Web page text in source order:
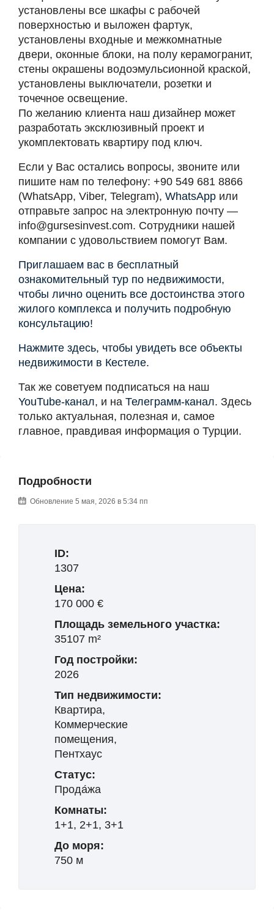
установлены все шкафы с рабочей
поверхностью и выложен фартук,
установлены входные и межкомнатные
двери, оконные блоки, на полу керамогранит,
стены окрашены водоэмульсионной краской,
установлены выключатели, розетки и
точечное освещение.
По желанию клиента наш дизайнер может
разработать эксклюзивный проект и
укомплектовать квартиру под ключ.
Если у Вас остались вопросы, звоните или
пишите нам по телефону: +90 549 681 8866
(WhatsApp, Viber, Telegram), WhatsApp или
отправьте запрос на электронную почту —
info@gursesinvest.com. Сотрудники нашей
компании с удовольствием помогут Вам.
Приглашаем вас в бесплатный
ознакомительный тур по недвижимости,
чтобы лично оценить все достоинства этого
жилого комплекса и получить подробную
консультацию!
Нажмите здесь, чтобы увидеть все объекты
недвижимости в Кестеле.
Так же советуем подписаться на наш
YouTube-канал, и на Телеграмм-канал. Здесь
только актуальная, полезная и, самое
главное, правдивая информация о Турции.
Подробности
Обновление 5 мая, 2026 в 5:34 пп
ID:
1307
Цена:
170 000 €
Площадь земельного участка:
35107 m²
Год постройки:
2026
Тип недвижимости:
Квартира,
Коммерческие
помещения,
Пентхаус
Статус:
Прода́жа
Комнаты:
1+1, 2+1, 3+1
До моря:
750 м